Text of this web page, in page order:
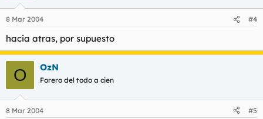
8 Mar 2004 #4
hacia atras, por supuesto
O OzN
Forero del todo a cien
8 Mar 2004 #5